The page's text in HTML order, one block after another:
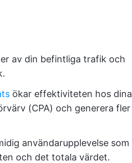
av din befintliga trafik och
ökar effektiviteten hos dina
(CPA) och generera fler
användarupplevelse som
och det totala värdet.